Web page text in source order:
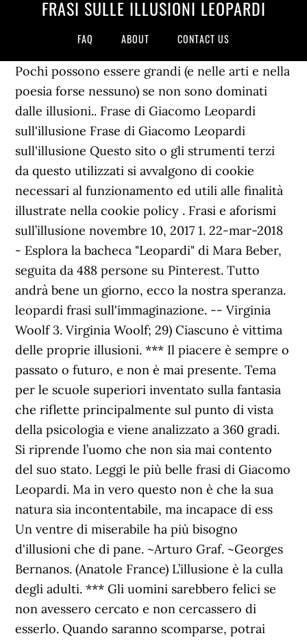
FRASI SULLE ILLUSIONI LEOPARDI
FAQ ABOUT CONTACT US
Pochi possono essere grandi (e nelle arti e nella
poesia forse nessuno) se non sono dominati
dalle illusioni.. Frase di Giacomo Leopardi
sull'illusione Frase di Giacomo Leopardi
sull'illusione Questo sito o gli strumenti terzi
da questo utilizzati si avvalgono di cookie
necessari al funzionamento ed utili alle finalità
illustrate nella cookie policy . Frasi e aforismi
sull’illusione novembre 10, 2017 1. 22-mar-2018
- Esplora la bacheca "Leopardi" di Mara Beber,
seguita da 488 persone su Pinterest. Tutto
andrà bene un giorno, ecco la nostra speranza.
leopardi frasi sull'immaginazione. -- Virginia
Woolf 3. Virginia Woolf; 29) Ciascuno è vittima
delle proprie illusioni. *** Il piacere è sempre o
passato o futuro, e non è mai presente. Tema
per le scuole superiori inventato sulla fantasia
che riflette principalmente sul punto di vista
della psicologia e viene analizzato a 360 gradi.
Si riprende l’uomo che non sia mai contento
del suo stato. Leggi le più belle frasi di Giacomo
Leopardi. Ma in vero questo non è che la sua
natura sia incontentabile, ma incapace di ess
Un ventre di miserabile ha più bisogno
d'illusioni che di pane. ~Arturo Graf. ~Georges
Bernanos. (Anatole France) L’illusione è la culla
degli adulti. *** Gli uomini sarebbero felici se
non avessero cercato e non cercassero di
esserlo. Quando saranno scomparse, potrai